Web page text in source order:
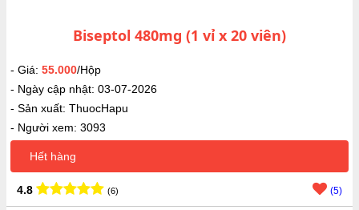
Biseptol 480mg (1 vỉ x 20 viên)
- Giá: 55.000/Hộp
- Ngày cập nhật: 03-07-2026
- Sản xuất: ThuocHapu
- Người xem: 3093
Hết hàng
4.8 (6) (5)